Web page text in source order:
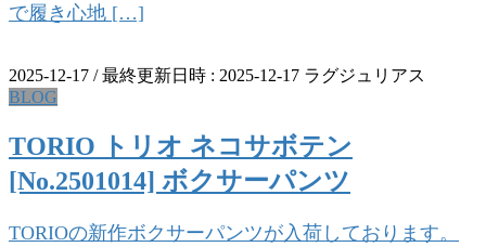
で履き心地 […]
2025-12-17 / 最終更新日時 : 2025-12-17 ラグジュリアス
BLOG
TORIO トリオ ネコサボテン
[No.2501014] ボクサーパンツ
TORIOの新作ボクサーパンツが入荷しております。